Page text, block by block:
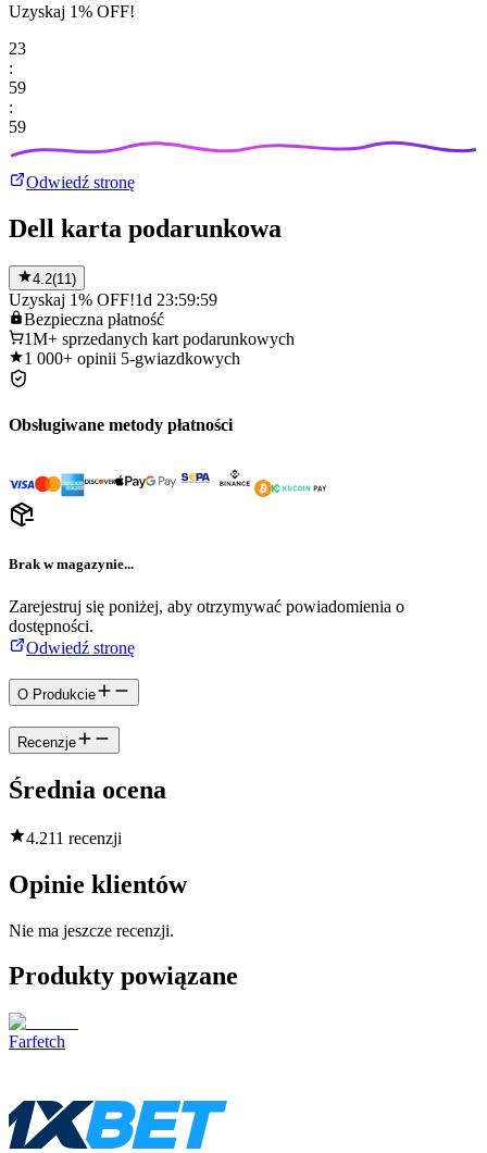
Uzyskaj 1% OFF!
23
:
59
:
59
Odwiedź stronę
Dell karta podarunkowa
4.2(11)
Uzyskaj 1% OFF!1d 23:59:59
Bezpieczna płatność
1M+ sprzedanych kart podarunkowych
1 000+ opinii 5-gwiazdkowych
Obsługiwane metody płatności
Brak w magazynie...
Zarejestruj się poniżej, aby otrzymywać powiadomienia o
dostępności.
Odwiedź stronę
O Produkcie
Recenzje
Średnia ocena
4.211 recenzji
Opinie klientów
Nie ma jeszcze recenzji.
Produkty powiązane
Farfetch